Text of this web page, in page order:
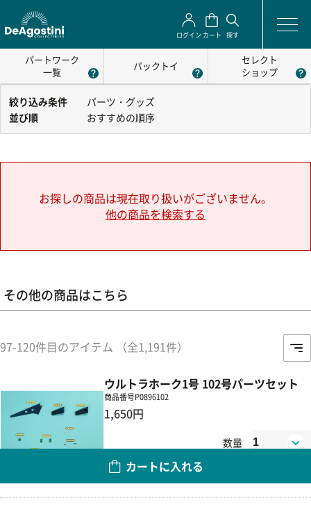
ログイン カート 探す
パートワーク
一覧
パックトイ
セレクト
ショップ
絞り込み条件
パーツ・グッズ
並び順
おすすめの順序
お探しの商品は現在取り扱いがございません。
他の商品を検索する
その他の商品はこちら
97-120件目のアイテム （全1,191件）
ウルトラホーク1号 102号パーツセット
商品番号P0896102
1,650円
数量
カートに入れる